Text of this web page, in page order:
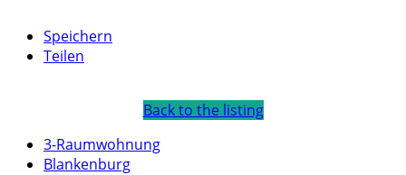
Speichern
Teilen
Back to the listing
3-Raumwohnung
Blankenburg